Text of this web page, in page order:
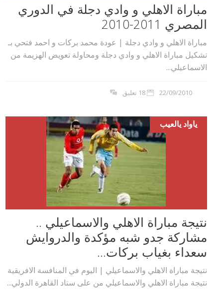
مباراة الاهلي و وادي دجلة في الدوري
المصري 2011-2010
مباراة الاهلي و وادي دجلة | عودة محمد بركات و احمد فتحي بـ
تشكيل مباراة الاهلي و وادي دجلة ومحاولة تعويض الهزيمة من
الاسماعيلي...
22/09/2010 18 تعليق
ياواد يالعيب
نتيجة مباراة الاهلي والاسماعيلي ..
مشاركة جدو شبه مؤكدة والدروايش
سعداء بغياب بركات...
نتيجة مباراة الاهلي والاسماعيلي | اليوم في المنافسة الافريقية
نتيجة مباراة الاهلي والاسماعيلي من على ستاد القاهرة الدولي...